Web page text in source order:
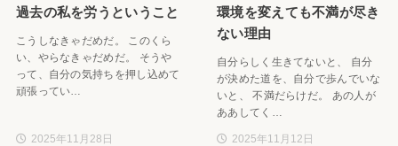
過去の私を労うということ
こうしなきゃだめだ。 このくら
い、やらなきゃだめだ。 そうや
って、自分の気持ちを押し込めて
頑張ってい…
2025年11月28日
環境を変えても不満が尽き
ない理由
自分らしく生きてないと、 自分
が決めた道を、自分で歩んでいな
いと、 不満だらけだ。 あの人が
ああしてく…
2025年11月12日